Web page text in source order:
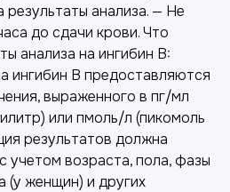
результаты анализа. — Не
до сдачи крови. Что
анализа на ингибин B:
ингибин B предоставляются
выраженного в пг/мл
или пмоль/л (пикомоль
результатов должна
учетом возраста, пола, фазы
(у женщин) и других